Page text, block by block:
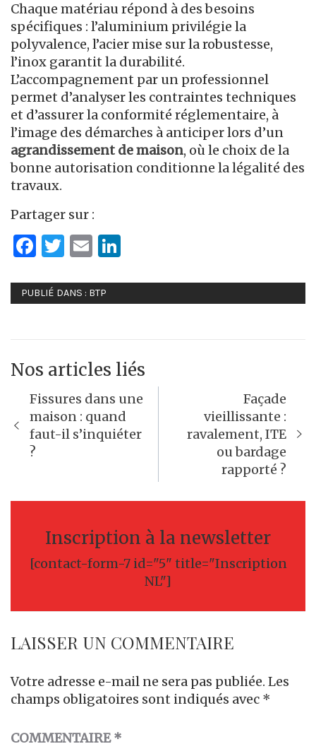
Chaque matériau répond à des besoins
spécifiques : l’aluminium privilégie la
polyvalence, l’acier mise sur la robustesse,
l’inox garantit la durabilité.
L’accompagnement par un professionnel
permet d’analyser les contraintes techniques
et d’assurer la conformité réglementaire, à
l’image des démarches à anticiper lors d’un
agrandissement de maison, où le choix de la
bonne autorisation conditionne la légalité des
travaux.
Partager sur :
Facebook
Twitter
Email
PUBLIÉ DANS : BTP
Nos articles liés
Navigation
de
l’article
Fissures dans une
maison : quand
faut-il s’inquiéter
?
Façade
vieillissante :
ravalement, ITE
ou bardage
rapporté ?
Inscription à la newsletter
[contact-form-7 id="5" title="Inscription
NL"]
LAISSER UN COMMENTAIRE
Votre adresse e-mail ne sera pas publiée. Les
champs obligatoires sont indiqués avec *
COMMENTAIRE*